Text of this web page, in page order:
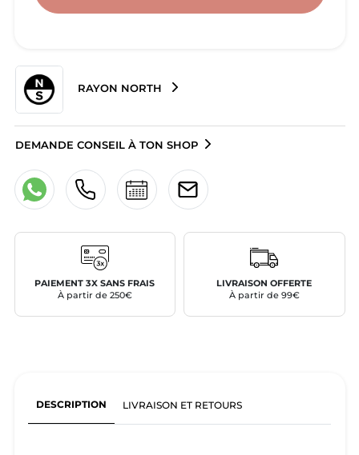
RAYON NORTH
DEMANDE CONSEIL À TON SHOP
PAIEMENT 3X SANS FRAIS
À partir de 250€
LIVRAISON OFFERTE
À partir de 99€
DESCRIPTION LIVRAISON ET RETOURS